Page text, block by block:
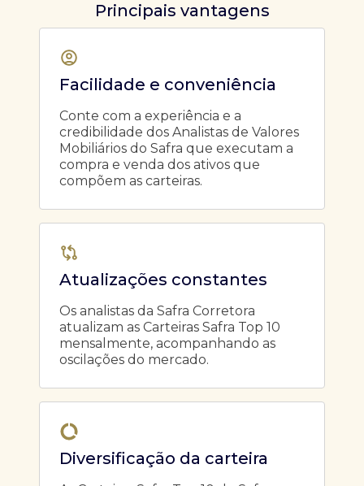
Principais vantagens
Facilidade e conveniência
Conte com a experiência e a
credibilidade dos Analistas de Valores
Mobiliários do Safra que executam a
compra e venda dos ativos que
compõem as carteiras.
Atualizações constantes
Os analistas da Safra Corretora
atualizam as Carteiras Safra Top 10
mensalmente, acompanhando as
oscilações do mercado.
Diversificação da carteira